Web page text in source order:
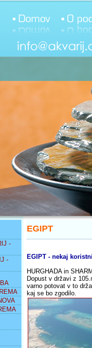
-
-
EGIPT
EGIPT - nekaj
HURGHADA in
Dopust v državi z
varno potovat v to
kaj se bo zgodilo.